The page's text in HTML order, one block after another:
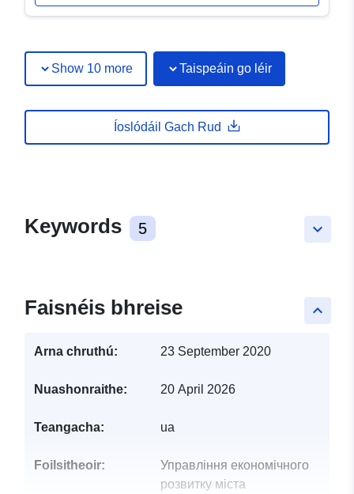
Show 10 more Taispeáin go léir
Íoslódáil Gach Rud
keyboard_arrow_down
Keywords 5
keyboard_arrow_up
Faisnéis bhreise
Arna chruthú: 23 September 2020
Nuashonraithe: 20 April 2026
Teangacha: ua
Foilsitheoir:
Управління економічного
розвитку міста